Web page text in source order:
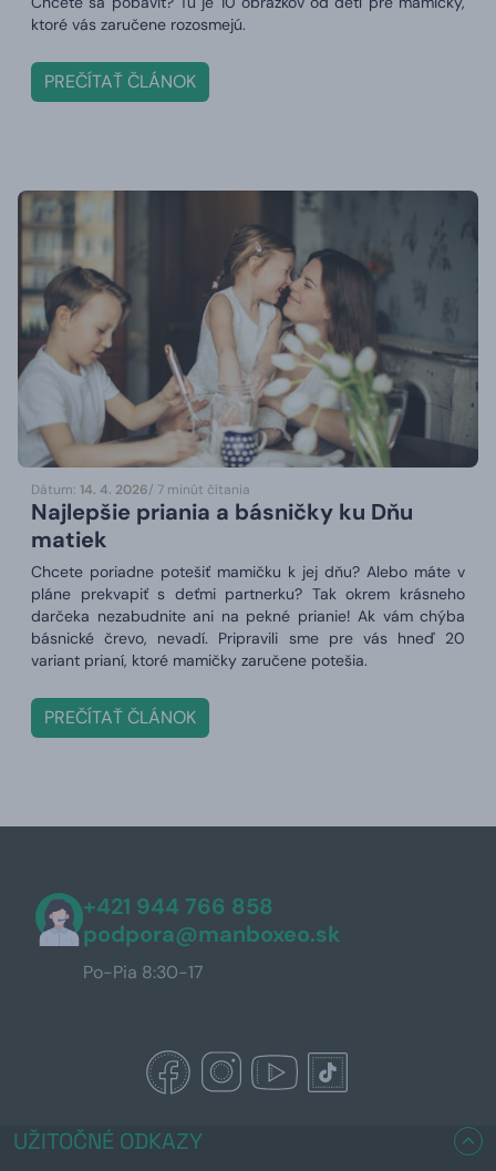
ktoré vás zaručene rozosmejú.
PREČÍTAŤ ČLÁNOK
Dátum: 14. 4. 2026/ 7 minút čítania
Najlepšie priania a básničky ku Dňu
matiek
Chcete poriadne potešiť mamičku k jej dňu? Alebo máte v
pláne prekvapiť s deťmi partnerku? Tak okrem krásneho
darčeka nezabudnite ani na pekné prianie! Ak vám chýba
básnické črevo, nevadí. Pripravili sme pre vás hneď 20
variant prianí, ktoré mamičky zaručene potešia.
PREČÍTAŤ ČLÁNOK
+421 944 766 858
podpora@manboxeo.sk
Po-Pia 8:30-17
UŽITOČNÉ ODKAZY